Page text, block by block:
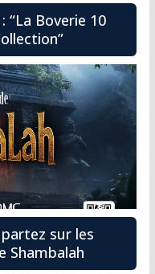
“La Boverie 10
sur les
Shambalah